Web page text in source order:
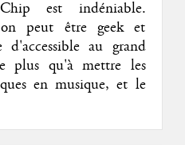
est indéniable.
peut être geek et
d'accessible au grand
plus qu'à mettre les
en musique, et le